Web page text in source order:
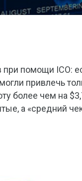
помощи ICO:
привлечь
более чем на
а «средний